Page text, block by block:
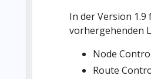
In der Version
vorhergehenden
Node
Route